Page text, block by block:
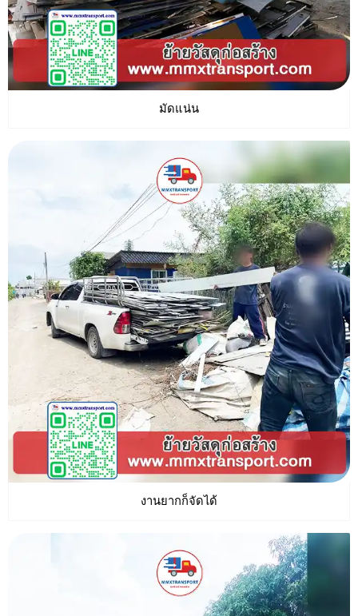
มัดแน่น
งานยากก็จัดได้